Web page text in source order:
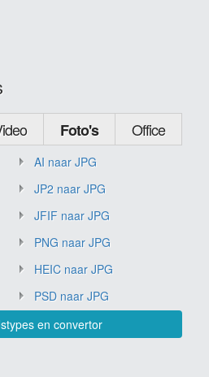
Foto's Office
AI naar JPG
JP2 naar JPG
JFIF naar JPG
PNG naar JPG
HEIC naar JPG
PSD naar JPG
en convertor